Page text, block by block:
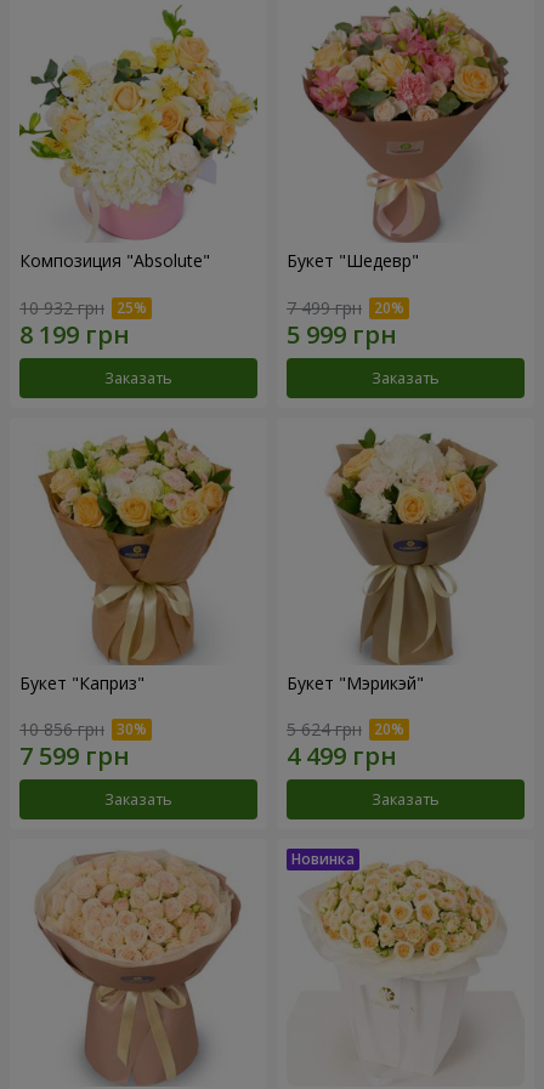
Композиция "Absolute"
10 932 грн
Заказать
Букет "Шедевр"
7 499 грн
Заказать
Букет "Каприз"
10 856 грн
Заказать
Букет "Мэрикэй"
5 624 грн
Заказать